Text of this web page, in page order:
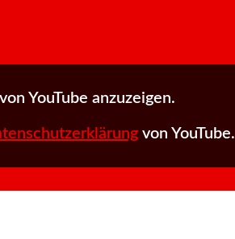
YouTube anzuzeigen.
von YouTube.